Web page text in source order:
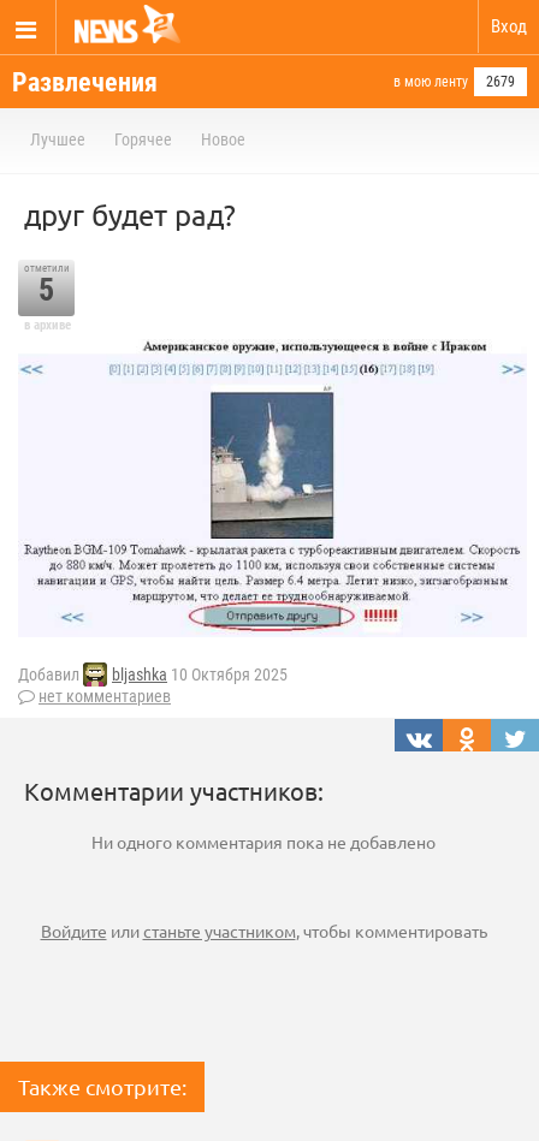
Вход
Развлечения в мою ленту 2679
Лучшее Горячее Новое
друг будет рад?
отметили
5
в архиве
Добавил bljashka 10 Октября 2025
нет комментариев
Комментарии участников:
Ни одного комментария пока не добавлено
Войдите илистаньте участником, чтобы комментировать
Также смотрите: